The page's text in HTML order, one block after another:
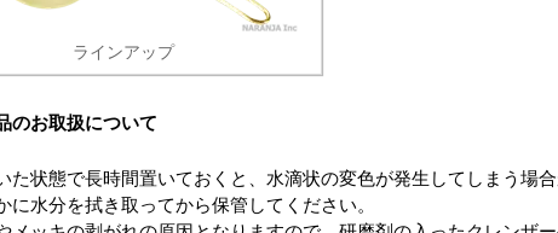
ラインアップ
のお取扱について
た状態で長時間置いておくと、水滴状の変色が発生してしまう場
に水分を拭き取ってから保管してください。